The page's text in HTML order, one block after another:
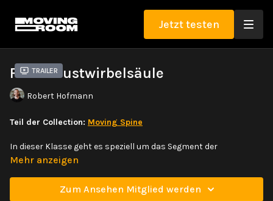
Jetzt testen
Trailer
Freie Brustwirbelsäule
Robert Hofmann
Teil der Collection: Moving Spine
In dieser Klasse geht es speziell um das Segment der
Brustwirbelsäule, den Thorax. Es geht darum ein Gefühl für deine
auch im Fersensitz.
Mehr anzeigen
Zum Ansehen Mitglied werden